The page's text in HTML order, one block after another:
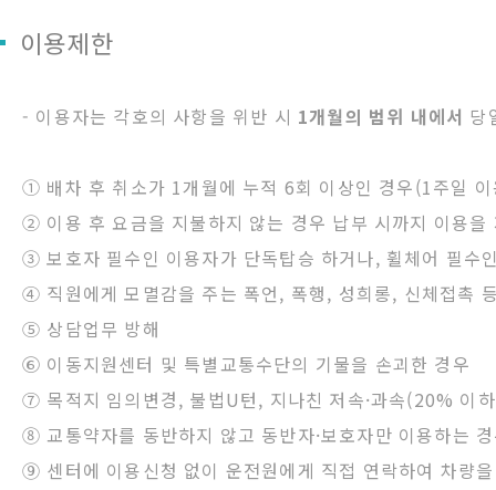
이용제한
- 이용자는 각호의 사항을 위반 시 1개월의 범위 내에서 당
① 배차 후 취소가 1개월에 누적 6회 이상인 경우(1주일
② 이용 후 요금을 지불하지 않는 경우 납부 시까지 이용을
③ 보호자 필수인 이용자가 단독탑승 하거나, 휠체어 필수
④ 직원에게 모멸감을 주는 폭언, 폭행, 성희롱, 신체접촉
⑤ 상담업무 방해
⑥ 이동지원센터 및 특별교통수단의 기물을 손괴한 경우
⑦ 목적지 임의변경, 불법U턴, 지나친 저속·과속(20% 이
⑧ 교통약자를 동반하지 않고 동반자·보호자만 이용하는
⑨ 센터에 이용신청 없이 운전원에게 직접 연락하여 차량